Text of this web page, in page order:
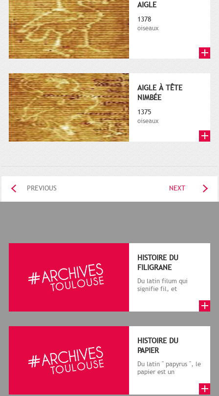
AIGLE
1378
oiseaux
AIGLE À TÊTE
NIMBÉE
1375
oiseaux
PREVIOUS NEXT
HISTOIRE DU
FILIGRANE
Du latin filum qui
signifie fil, et
le cadre de la f...
HISTOIRE DU
PAPIER
Du latin " papyrus ", le
papier est un